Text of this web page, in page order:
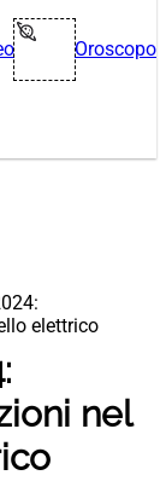
Oroscopo
elettrico
nel